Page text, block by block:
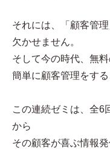
それには、「顧客管
欠かせません。
そして今の時代、無
簡単に顧客管理をす
この連続ゼミは、全6
から
その顧客が喜ぶ情報